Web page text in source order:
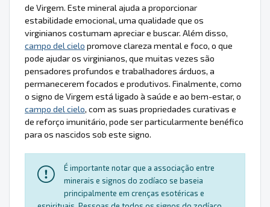
de Virgem. Este mineral ajuda a proporcionar
estabilidade emocional, uma qualidade que os
virginianos costumam apreciar e buscar. Além disso,
campo del cielo promove clareza mental e foco, o que
pode ajudar os virginianos, que muitas vezes são
pensadores profundos e trabalhadores árduos, a
permanecerem focados e produtivos. Finalmente, como
o signo de Virgem está ligado à saúde e ao bem-estar, o
campo del cielo, com as suas propriedades curativas e
de reforço imunitário, pode ser particularmente benéfico
para os nascidos sob este signo.
É importante notar que a associação entre
minerais e signos do zodíaco se baseia
principalmente em crenças esotéricas e